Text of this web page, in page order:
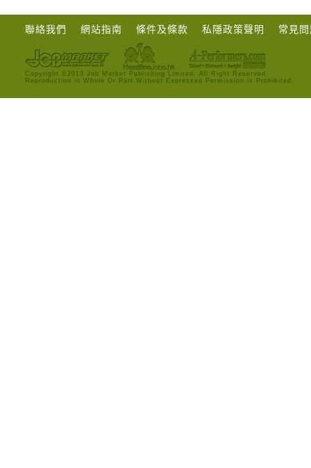
聯絡我們 網站指南 條件及條款 私隱政策聲明 常見
Copyright ©2013 Job Market Publishing Limited. All Right Reserved.
Reproduction in Whole Or Part Without Expressed Permission is Prohibited.